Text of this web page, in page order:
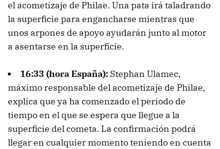
el acometizaje de Philae. Una pata irá taladrando
la superficie para engancharse mientras que
unos arpones de apoyo ayudarán junto al motor
a asentarse en la superficie.
16:33 (hora España): Stephan Ulamec,
máximo responsable del acometizaje de Philae,
explica que ya ha comenzado el periodo de
tiempo en el que se espera que llegue a la
superficie del cometa. La confirmación podrá
llegar en cualquier momento teniendo en cuenta